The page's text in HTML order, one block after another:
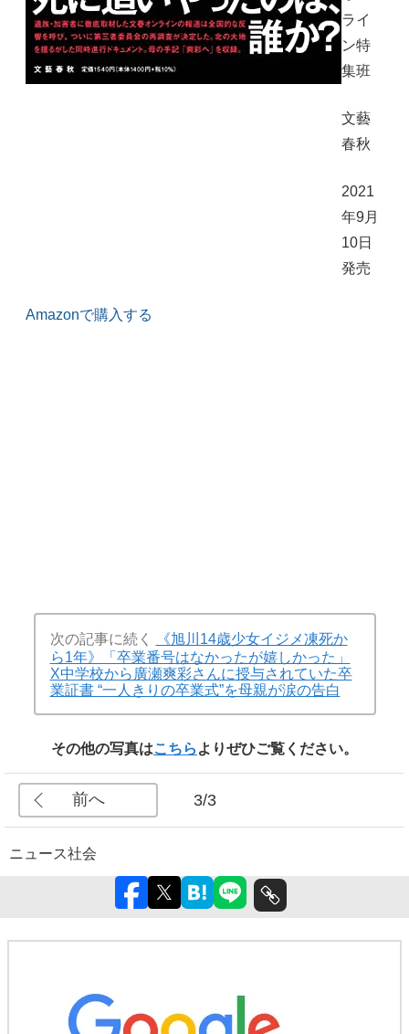
ライ
ン特
集班
文藝
春秋
2021
年9月
10日
発売
Amazonで購入する
次の記事に続く
《旭川14歳少女イジメ凍死か
ら1年》「卒業番号はなかったが嬉しかった」
X中学校から廣瀬爽彩さんに授与されていた卒
業証書 “一人きりの卒業式”を母親が涙の告白
その他の写真はこちら よりぜひご覧ください。
前へ 3/3
ニュース社会